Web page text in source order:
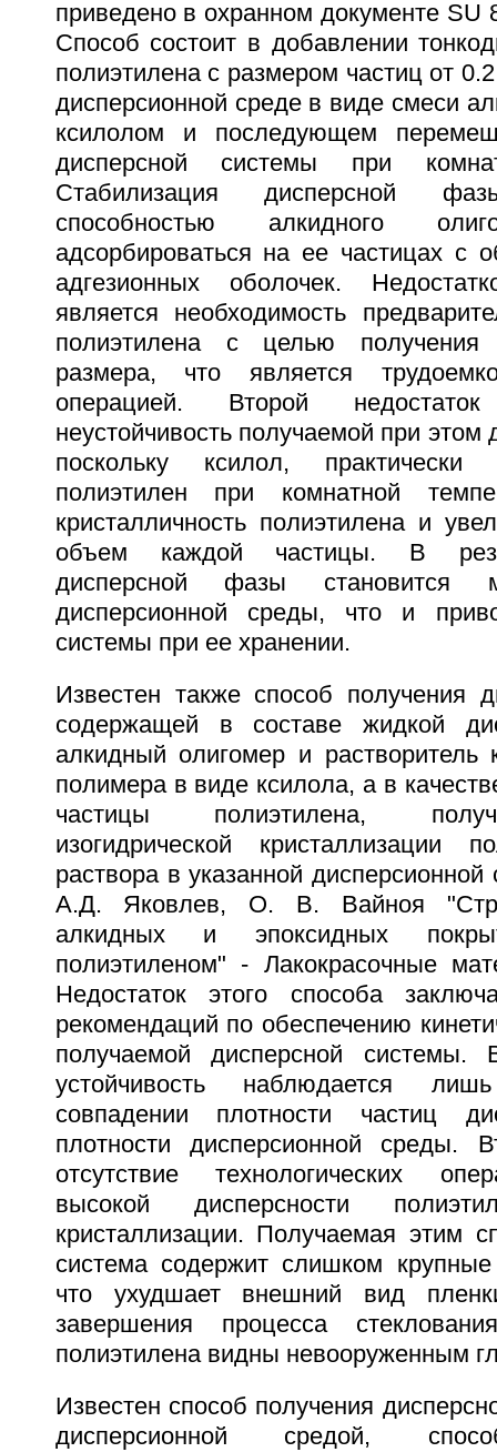
приведено в охранном документе SU
Способ состоит в добавлении
полиэтилена с размером частиц от
дисперсионной среде в виде смеси
ксилолом и последующем
дисперсной системы при
Стабилизация дисперсной
способностью алкидного
адсорбироваться на ее частицах с
адгезионных оболочек.
является необходимость
полиэтилена с целью получения
размера, что является
операцией. Второй
неустойчивость получаемой при этом
поскольку ксилол,
полиэтилен при комнатной
кристалличность полиэтилена и
объем каждой частицы. В
дисперсной фазы становится
дисперсионной среды, что и
системы при ее хранении.
Известен также способ получения
содержащей в составе жидкой
алкидный олигомер и растворитель
полимера в виде ксилола, а в
частицы полиэтилена,
изогидрической кристаллизации
раствора в указанной
А.Д. Яковлев, О. В. Вайноя
алкидных и эпоксидных
полиэтиленом" - Лакокрасочные
Недостаток этого способа
рекомендаций по обеспечению
получаемой дисперсной системы.
устойчивость наблюдается
совпадении плотности частиц
плотности дисперсионной среды.
отсутствие технологических
высокой дисперсности
кристаллизации. Получаемая этим
система содержит слишком
что ухудшает внешний вид
завершения процесса
полиэтилена видны невооруженным
Известен способ получения
дисперсионной средой,